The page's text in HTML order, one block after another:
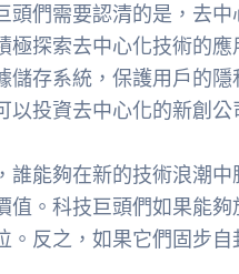
頭們需要認清的是，去
極探索去中心化技術的
儲存系統，保護用戶的
以投資去中心化的新創公
誰能夠在新的技術浪潮
值。科技巨頭們如果能
。反之，如果它們固步